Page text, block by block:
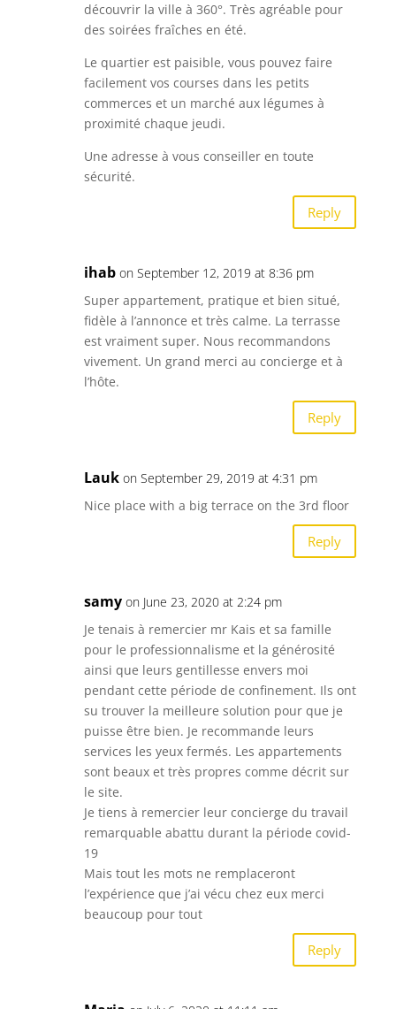
découvrir la ville à 360°. Très agréable pour
des soirées fraîches en été.
Le quartier est paisible, vous pouvez faire
facilement vos courses dans les petits
commerces et un marché aux légumes à
proximité chaque jeudi.
Une adresse à vous conseiller en toute
sécurité.
Reply
ihab on September 12, 2019 at 8:36 pm
Super appartement, pratique et bien situé,
fidèle à l’annonce et très calme. La terrasse
est vraiment super. Nous recommandons
vivement. Un grand merci au concierge et à
l’hôte.
Reply
Lauk on September 29, 2019 at 4:31 pm
Nice place with a big terrace on the 3rd floor
Reply
samy on June 23, 2020 at 2:24 pm
Je tenais à remercier mr Kais et sa famille
pour le professionnalisme et la générosité
ainsi que leurs gentillesse envers moi
pendant cette période de confinement. Ils ont
su trouver la meilleure solution pour que je
puisse être bien. Je recommande leurs
services les yeux fermés. Les appartements
sont beaux et très propres comme décrit sur
le site.
Je tiens à remercier leur concierge du travail
remarquable abattu durant la période covid-
19
Mais tout les mots ne remplaceront
l’expérience que j’ai vécu chez eux merci
beaucoup pour tout
Reply